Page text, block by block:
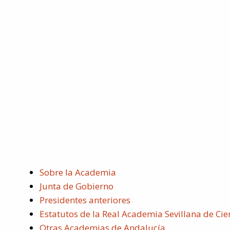
Sobre la Academia
Junta de Gobierno
Presidentes anteriores
Estatutos de la Real Academia Sevillana de